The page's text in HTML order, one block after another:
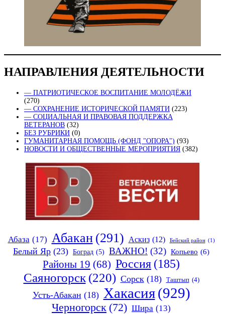
НАПРАВЛЕНИЯ ДЕЯТЕЛЬНОСТИ
— ПАТРИОТИЧЕСКОЕ ВОСПИТАНИЕ МОЛОДЁЖИ
(270)
— СОХРАНЕНИЕ ИСТОРИЧЕСКОЙ ПАМЯТИ (223)
— СОЦИАЛЬНАЯ И ПРАВОВАЯ ПОДДЕРЖКА
ВЕТЕРАНОВ (32)
БЕЗ РУБРИКИ (0)
ГУМАНИТАРНАЯ ПОМОЩЬ (ФОНД "ОПОРА") (93)
НОВОСТИ И ОБЩЕСТВЕННЫЕ МЕРОПРИЯТИЯ (382)
Абаза (17) Абакан (291) Аскиз (12) Бейский район (1)
Белый Яр (23) Боград (5) ВАЖНО! (32) Копьево (6)
Районы 19 (68) Россия (185)
Саяногорск (220) Сорск (18) Таштып (4)
Усть-Абакан (18) Хакасия (929)
Черногорск (72) Шира (13)